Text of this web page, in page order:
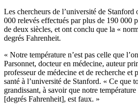
Les chercheurs de l’université de Stanford
000 relevés effectués par plus de 190 000
de deux siècles, et ont conclu que la «
degrés Fahrenheit.
« Notre température n’est pas celle que
Parsonnet, docteur en médecine, auteur
professeur de médecine et de recherche et
santé à l’université de Stanford. « Ce que
grandissant, à savoir que notre
[degrés Fahrenheit], est faux. »